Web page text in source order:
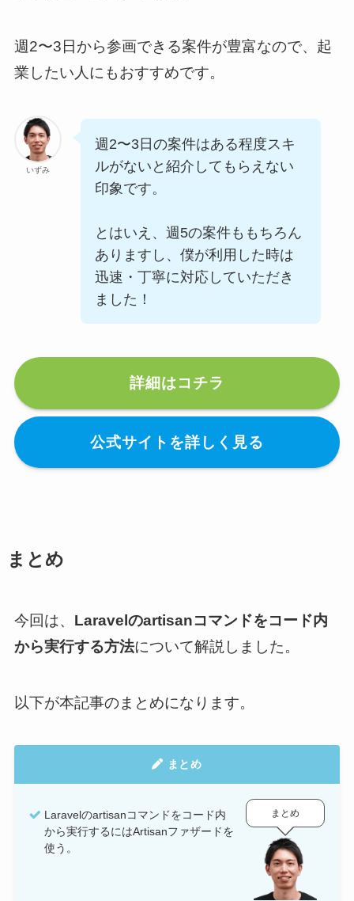
週2〜3日から参画できる案件が豊富なので、起
業したい人にもおすすめです。
いずみ
週2〜3日の案件はある程度スキ
ルがないと紹介してもらえない
印象です。
とはいえ、週5の案件ももちろん
ありますし、僕が利用した時は
迅速・丁寧に対応していただき
ました！
詳細はコチラ
公式サイトを詳しく見る
まとめ
今回は、 Laravelのartisanコマンドをコード内
から実行する方法について解説しました。
以下が本記事のまとめになります。
まとめ
Laravelのartisanコマンドをコード内
から実行するにはArtisanファザードを
使う。
まとめ